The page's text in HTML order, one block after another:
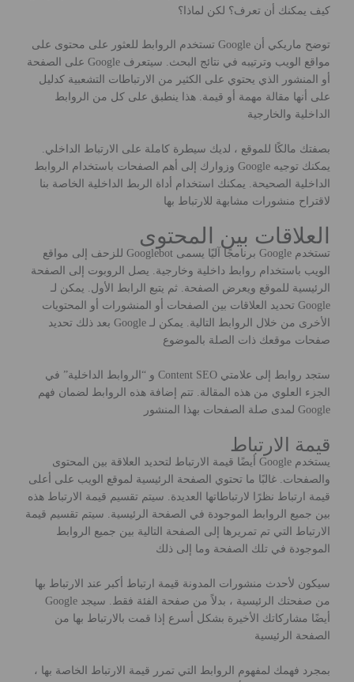
كيف يمكنك أن تعرف؟ لكن لماذا؟
توضح ماريكي أن Google تستخدم الروابط للعثور على محتوى على
مواقع الويب وترتيبه في نتائج البحث. سيتعرف Google على الصفحة
أو المنشور الذي يحتوي على الكثير من الارتباطات التشعبية كدليل
على أنها مقالة مهمة أو قيمة. هذا ينطبق على كل من الروابط
الداخلية والخارجية
بصفتك مالكًا للموقع ، لديك سيطرة كاملة على الارتباط الداخلي.
يمكنك توجيه Google وزوارك إلى أهم الصفحات باستخدام الروابط
الداخلية الصحيحة. يمكنك استخدام أداة الربط الداخلية الخاصة بنا
لاقتراح منشورات مشابهة للارتباط بها
العلاقات بين المحتوى
تستخدم Google برنامجًا آليًا يسمى Googlebot للزحف إلى مواقع
الويب باستخدام روابط داخلية وخارجية. يصل الروبوت إلى الصفحة
الرئيسية للموقع ويعرض الصفحة. ثم يتبع الرابط الأول. يمكن لـ
Google تحديد العلاقات بين الصفحات أو المنشورات أو المحتويات
الأخرى من خلال الروابط التالية. يمكن لـ Google بعد ذلك تحديد
صفحات موقعك ذات الصلة بالموضوع
ستجد روابط إلى علامتي Content SEO و “الروابط الداخلية” في
الجزء العلوي من هذه المقالة. تتم إضافة هذه الروابط لضمان فهم
Google لمدى صلة الصفحات بهذا المنشور
قيمة الارتباط
يستخدم Google أيضًا قيمة الارتباط لتحديد العلاقة بين المحتوى
والصفحات. غالبًا ما تحتوي الصفحة الرئيسية لموقع الويب على أعلى
قيمة ارتباط نظرًا لارتباطاتها العديدة. سيتم تقسيم قيمة الارتباط هذه
بين جميع الروابط الموجودة في الصفحة الرئيسية. سيتم تقسيم قيمة
الارتباط التي تم تمريرها إلى الصفحة التالية بين جميع الروابط
الموجودة في تلك الصفحة وما إلى ذلك
سيكون لأحدث منشورات المدونة قيمة ارتباط أكبر عند الارتباط بها
من صفحتك الرئيسية ، بدلاً من صفحة الفئة فقط. سيجد Google
أيضًا مشاركاتك الأخيرة بشكل أسرع إذا قمت بالارتباط بها من
الصفحة الرئيسية
بمجرد فهمك لمفهوم الروابط التي تمرر قيمة الارتباط الخاصة بها ،